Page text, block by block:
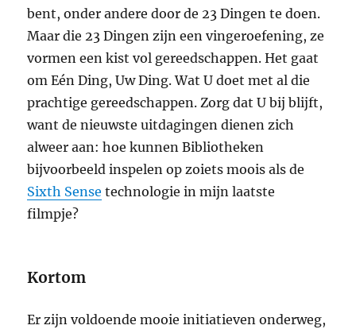
bent, onder andere door de 23 Dingen te doen.
Maar die 23 Dingen zijn een vingeroefening, ze
vormen een kist vol gereedschappen. Het gaat
om Eén Ding, Uw Ding. Wat U doet met al die
prachtige gereedschappen. Zorg dat U bij blijft,
want de nieuwste uitdagingen dienen zich
alweer aan: hoe kunnen Bibliotheken
bijvoorbeeld inspelen op zoiets moois als de
Sixth Sense technologie in mijn laatste
filmpje?
Kortom
Er zijn voldoende mooie initiatieven onderweg,